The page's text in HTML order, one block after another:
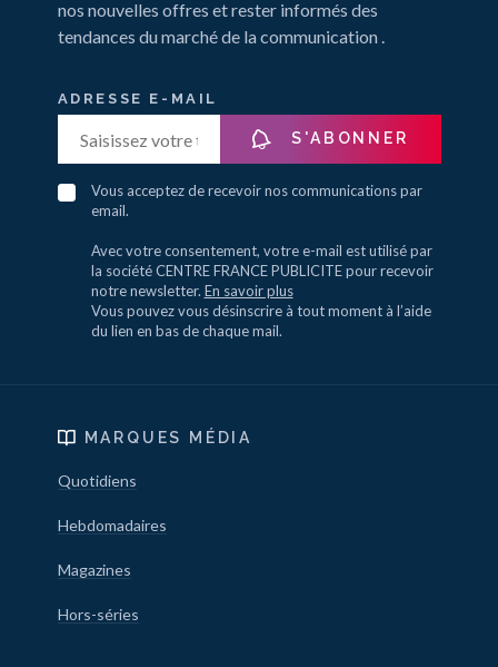
nos nouvelles offres et rester informés des
tendances du marché de la communication .
ADRESSE E-MAIL
S'ABONNER
Vous acceptez de recevoir nos communications par
email.
Avec votre consentement, votre e-mail est utilisé par
la société CENTRE FRANCE PUBLICITE pour recevoir
notre newsletter. En savoir plus
Vous pouvez vous désinscrire à tout moment à l’aide
du lien en bas de chaque mail.
MARQUES MÉDIA
Quotidiens
Hebdomadaires
Magazines
Hors-séries